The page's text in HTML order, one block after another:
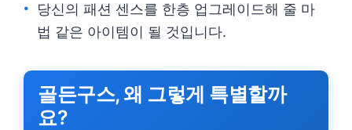
당신의 패션 센스를 한층 업그레이드해 줄 마
법 같은 아이템이 될 것입니다.
골든구스, 왜 그렇게 특별할까
요?